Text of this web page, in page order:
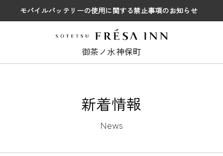
モバイルバッテリーの使用に関する禁止事項のお知らせ
御茶ノ水神保町
新着情報
News